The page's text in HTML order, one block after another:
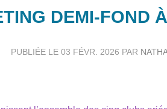
DEMI-FOND
PUBLIÉE LE 03 FÉVR. 2026 PAR